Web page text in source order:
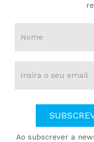
Ao subscrever a